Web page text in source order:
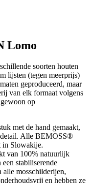
Lomo
soorten houten
lijsten (tegen meerprijs)
geproduceerd, maar
van elk formaat volgens
op
met de hand gemaakt,
Alle BEMOSS®
in Slowakije.
van 100% natuurlijk
stabiliserende
alle mosschilderijen,
en hebben ze